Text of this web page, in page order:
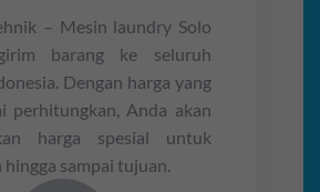
– Mesin laundry Solo
barang ke seluruh
Dengan harga yang
perhitungkan, Anda akan
harga spesial untuk
sampai tujuan.